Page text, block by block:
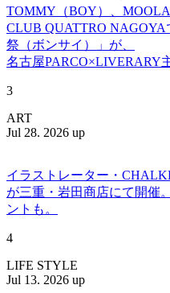
TOMMY（BOY）、MOOLA
CLUB QUATTRO
祭（ボンサイ）」が、
名古屋PARCO×LIVERARY
3
ART
Jul 28. 2026 up
イラストレーター・
が三重・岩田商店にて開催
ントも。
4
LIFE STYLE
Jul 13. 2026 up